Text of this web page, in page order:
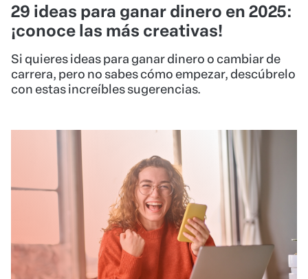
29 ideas para ganar dinero en 2025:
¡conoce las más creativas!
Si quieres ideas para ganar dinero o cambiar de
carrera, pero no sabes cómo empezar, descúbrelo
con estas increíbles sugerencias.